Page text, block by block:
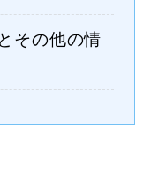
その他の情